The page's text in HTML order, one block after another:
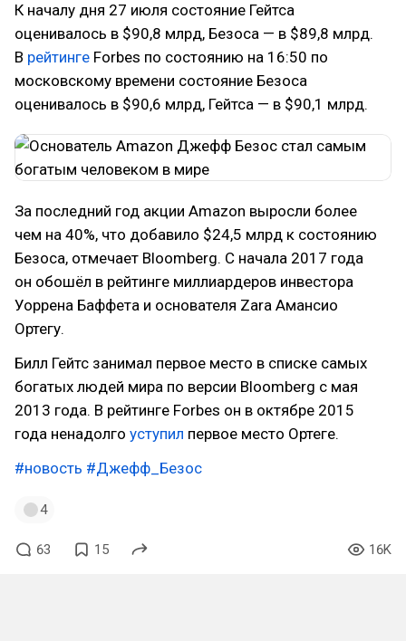
К началу дня 27 июля состояние Гейтса
оценивалось в $90,8 млрд, Безоса — в $89,8 млрд.
В рейтинге Forbes по состоянию на 16:50 по
московскому времени состояние Безоса
оценивалось в $90,6 млрд, Гейтса — в $90,1 млрд.
За последний год акции Amazon выросли более
чем на 40%, что добавило $24,5 млрд к состоянию
Безоса, отмечает Bloomberg. C начала 2017 года
он обошёл в рейтинге миллиардеров инвестора
Уоррена Баффета и основателя Zara Амансио
Ортегу.
Билл Гейтс занимал первое место в списке самых
богатых людей мира по версии Bloomberg с мая
2013 года. В рейтинге Forbes он в октябре 2015
года ненадолго уступил первое место Ортеге.
#новость #Джефф_Безос
4
63 15 16K